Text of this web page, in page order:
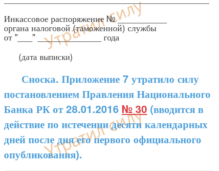
Инкассовое распоряжение № __________
органа налоговой (таможенной) службы
от "___" _____________ года
(дата выписки)
Сноска. Приложение 7 утратило силу
постановлением Правления Национального
Банка РК от 28.01.2016 № 30 (вводится в
действие по истечении десяти календарных
дней после дня его первого официального
опубликования).